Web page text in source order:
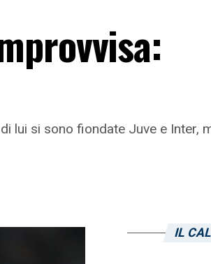
lui si sono fiondate Juve e Inter,
IL